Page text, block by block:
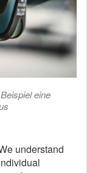
eine
understand